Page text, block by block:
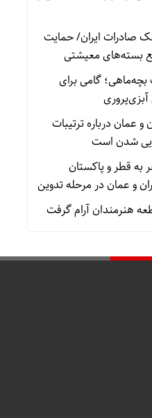
بانک صادرات ایران/ حمایت
بسته‌های معیشتی
بچه‌ماهی؛ گامی برای
عمان درباره ترتیبات
شدن است
به قطر و پاکستان
و عمان در مرحله تدوین
هنرمندان آرام گرفت